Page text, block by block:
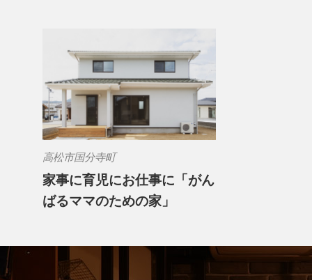
高松市国分寺町
家事に育児にお仕事に「がん
ばるママのための家」